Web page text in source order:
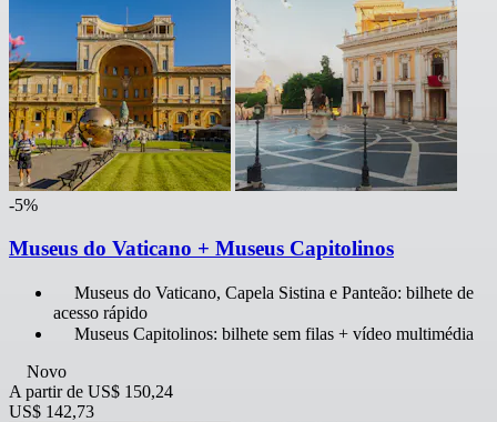
-5%
Museus do Vaticano + Museus Capitolinos
Museus do Vaticano, Capela Sistina e Panteão: bilhete de
acesso rápido
Museus Capitolinos: bilhete sem filas + vídeo multimédia
Novo
A partir de US$ 150,24
US$ 142,73